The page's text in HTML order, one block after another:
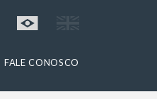
FALE CONOSCO